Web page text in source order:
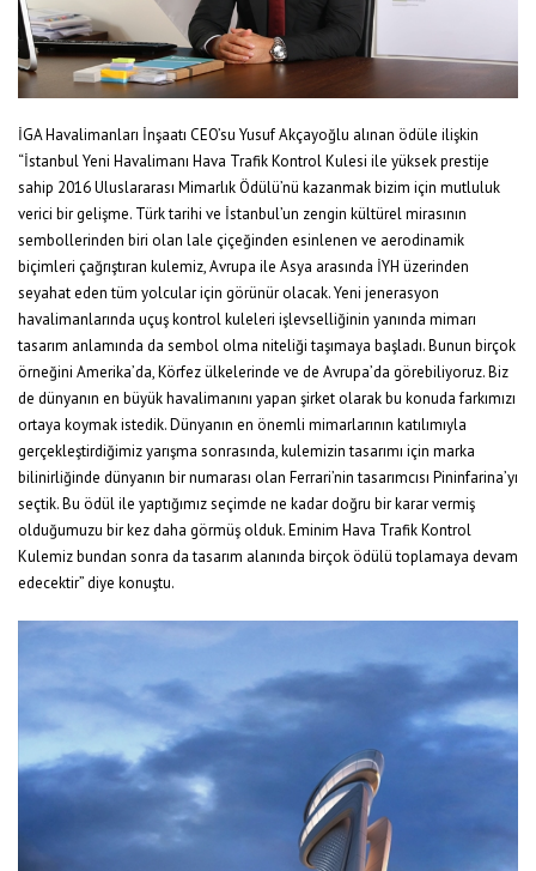
İGA Havalimanları İnşaatı CEO’su Yusuf Akçayoğlu alınan ödüle ilişkin
“İstanbul Yeni Havalimanı Hava Trafik Kontrol Kulesi ile yüksek prestije
sahip 2016 Uluslararası Mimarlık Ödülü’nü kazanmak bizim için mutluluk
verici bir gelişme. Türk tarihi ve İstanbul’un zengin kültürel mirasının
sembollerinden biri olan lale çiçeğinden esinlenen ve aerodinamik
biçimleri çağrıştıran kulemiz, Avrupa ile Asya arasında İYH üzerinden
seyahat eden tüm yolcular için görünür olacak. Yeni jenerasyon
havalimanlarında uçuş kontrol kuleleri işlevselliğinin yanında mimarı
tasarım anlamında da sembol olma niteliği taşımaya başladı. Bunun birçok
örneğini Amerika’da, Körfez ülkelerinde ve de Avrupa’da görebiliyoruz. Biz
de dünyanın en büyük havalimanını yapan şirket olarak bu konuda farkımızı
ortaya koymak istedik. Dünyanın en önemli mimarlarının katılımıyla
gerçekleştirdiğimiz yarışma sonrasında, kulemizin tasarımı için marka
bilinirliğinde dünyanın bir numarası olan Ferrari’nin tasarımcısı Pininfarina’yı
seçtik. Bu ödül ile yaptığımız seçimde ne kadar doğru bir karar vermiş
olduğumuzu bir kez daha görmüş olduk. Eminim Hava Trafik Kontrol
Kulemiz bundan sonra da tasarım alanında birçok ödülü toplamaya devam
edecektir” diye konuştu.